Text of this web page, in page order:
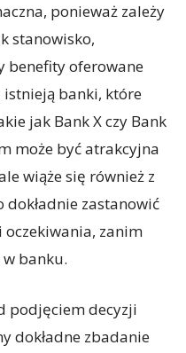
ponieważ zależy
stanowisko,
benefity oferowane
banki, które
jak Bank X czy Bank
może być atrakcyjna
wiąże się również z
zastanowić
oczekiwania, zanim
banku.
podjęciem decyzji
dokładne zbadanie